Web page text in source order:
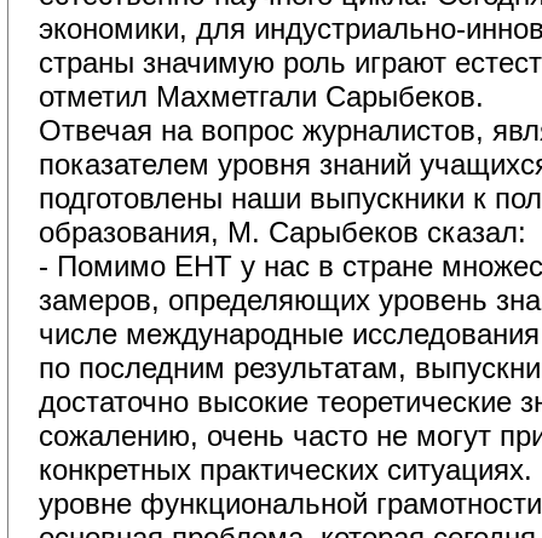
экономики, для индустриально-
страны значимую роль играют
отметил Махметгали Сарыбеков.
Отвечая на вопрос журналистов,
показателем уровня знаний
подготовлены наши выпускники к
образования, М. Сарыбеков сказал:
- Помимо ЕНТ у нас в стране
замеров, определяющих уровень
числе международные
по последним результатам,
достаточно высокие теоретические
сожалению, очень часто не могут
конкретных практических
уровне функциональной